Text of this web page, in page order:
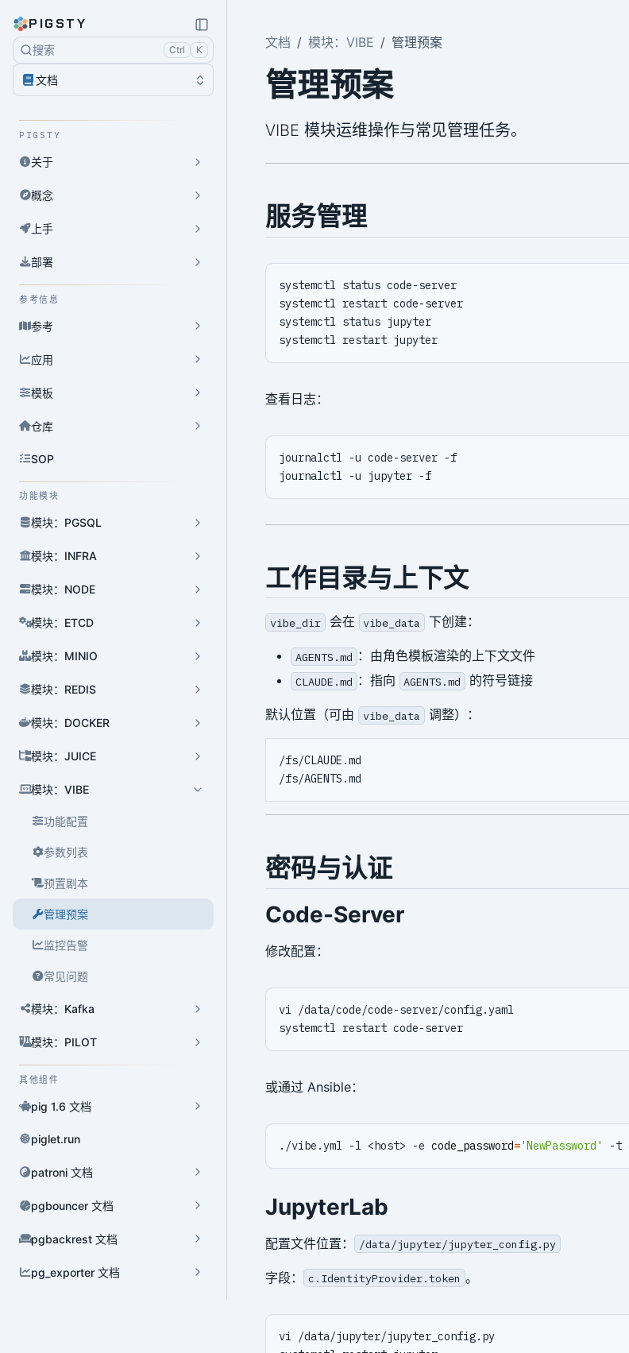
PIGSTY
搜索 Ctrl K
文档
PIGSTY
关于
概念
上手
部署
参考信息
参考
应用
模板
仓库
SOP
功能模块
模块：PGSQL
集群管理
用户管理
数据库管理
高可用管理
HBA 管理
连接池管理
组件管理
任务管理
版本升级
扩展管理
模块：INFRA
模块：NODE
模块：ETCD
模块：MINIO
模块：REDIS
模块：DOCKER
模块：JUICE
模块：VIBE
功能配置
参数列表
预置剧本
管理预案
监控告警
常见问题
模块：Kafka
模块：PILOT
其他组件
pig 1.6 文档
piglet.run
patroni 文档
pgbouncer 文档
pgbackrest 文档
pg_exporter 文档
文档 模块：VIBE 管理预案
管理预案
VIBE 模块运维操作与常见管理任务。
服务管理
查看日志：
工作目录与上下文
vibe_dir 会在 vibe_data 下创建：
AGENTS.md ：由角色模板渲染的上下文文件
CLAUDE.md ：指向 AGENTS.md 的符号链接
默认位置（可由 vibe_data 调整）：
/fs/CLAUDE.md
密码与认证
Code-Server
修改配置：
或通过 Ansible：
./vibe.yml -l <host> -e code_password='NewPassword'
JupyterLab
配置文件位置： /data/jupyter/jupyter_config.py
字段： c.IdentityProvider.token 。